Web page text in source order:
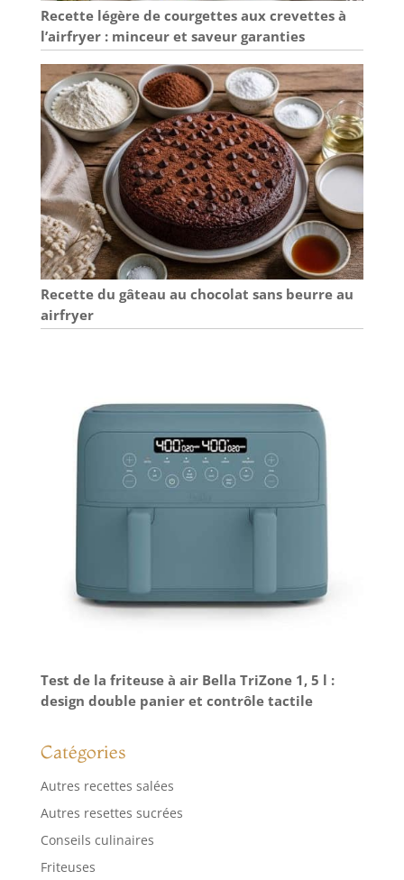
Recette légère de courgettes aux crevettes à
l’airfryer : minceur et saveur garanties
Recette du gâteau au chocolat sans beurre au
airfryer
Test de la friteuse à air Bella TriZone 1, 5 l :
design double panier et contrôle tactile
Catégories
Autres recettes salées
Autres resettes sucrées
Conseils culinaires
Friteuses